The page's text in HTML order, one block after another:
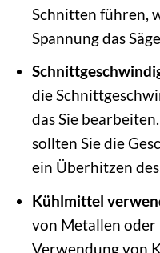
Schnitten führen,
Spannung das
die
das Sie
sollten Sie die
ein Überhitzen
Kühlmittel
von Metallen
Verwendung von